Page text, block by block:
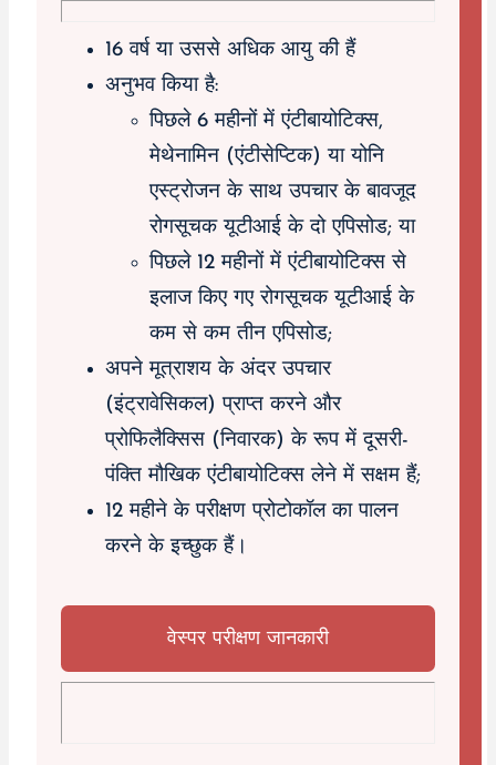
16 वर्ष या उससे अधिक आयु की हैं
अनुभव किया है:
पिछले 6 महीनों में एंटीबायोटिक्स,
मेथेनामिन (एंटीसेप्टिक) या योनि
एस्ट्रोजन के साथ उपचार के बावजूद
रोगसूचक यूटीआई के दो एपिसोड; या
पिछले 12 महीनों में एंटीबायोटिक्स से
इलाज किए गए रोगसूचक यूटीआई के
कम से कम तीन एपिसोड;
अपने मूत्राशय के अंदर उपचार
(इंट्रावेसिकल) प्राप्त करने और
प्रोफिलैक्सिस (निवारक) के रूप में दूसरी-
पंक्ति मौखिक एंटीबायोटिक्स लेने में सक्षम हैं;
12 महीने के परीक्षण प्रोटोकॉल का पालन
करने के इच्छुक हैं।
वेस्पर परीक्षण जानकारी